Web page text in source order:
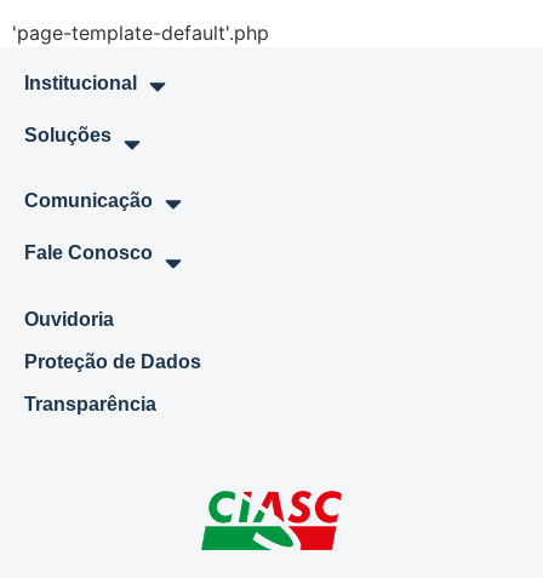
'page-template-default'.php
Institucional
Soluções
Comunicação
Fale Conosco
Ouvidoria
Proteção de Dados
Transparência